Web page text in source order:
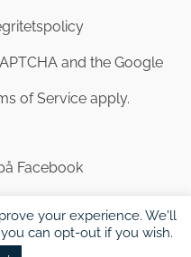
and the Google
of Service apply.
Facebook
your experience. We'll
can opt-out if you wish.